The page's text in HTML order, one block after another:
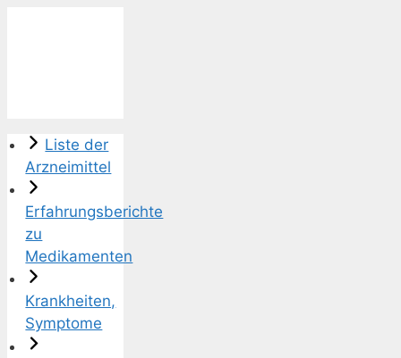
Liste der
Arzneimittel
Erfahrungsberichte
zu
Medikamenten
Krankheiten,
Symptome